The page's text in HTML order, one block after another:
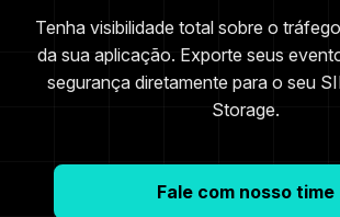
Tenha visibilidade total sobre o
da sua aplicação. Exporte seus
segurança diretamente para o seu
Storage.
Fale com nosso time